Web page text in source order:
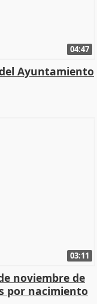
04:47
Ayuntamiento
03:11
noviembre de
por nacimiento